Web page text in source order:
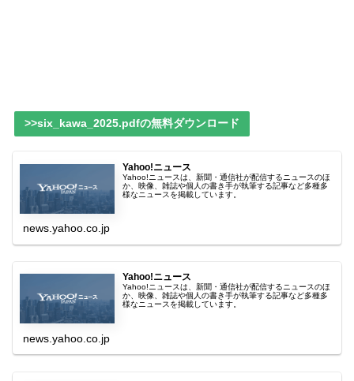
>>six_kawa_2025.pdfの無料ダウンロード
Yahoo!ニュース
Yahoo!ニュースは、新聞・通信社が配信するニュースのほ
か、映像、雑誌や個人の書き手が執筆する記事など多種多
様なニュースを掲載しています。
news.yahoo.co.jp
Yahoo!ニュース
Yahoo!ニュースは、新聞・通信社が配信するニュースのほ
か、映像、雑誌や個人の書き手が執筆する記事など多種多
様なニュースを掲載しています。
news.yahoo.co.jp